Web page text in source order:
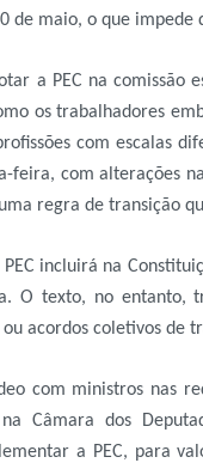
de maio, o que impede
a PEC na comissão
os trabalhadores
com escalas
feira, com alterações
regra de transição
incluirá na
O texto, no entanto,
acordos coletivos de
com ministros nas
Câmara dos
a PEC, para